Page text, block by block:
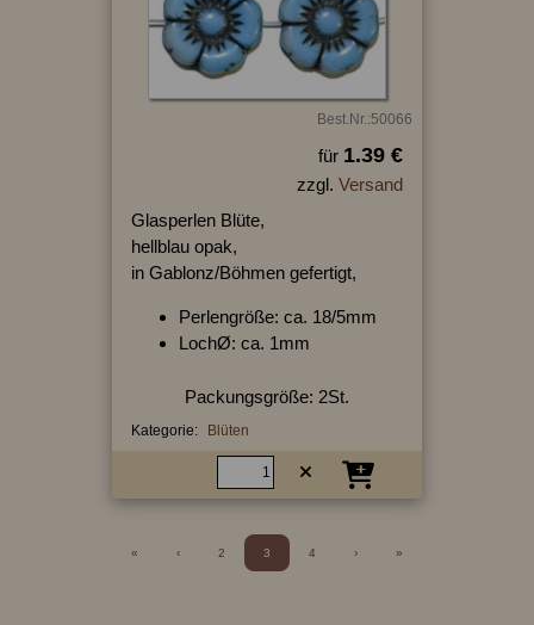
Best.Nr.:50066
für 1.39 €
zzgl. Versand
Glasperlen Blüte,
hellblau opak,
in Gablonz/Böhmen gefertigt,
Perlengröße: ca. 18/5mm
LochØ: ca. 1mm
Packungsgröße: 2St.
Kategorie: Blüten
« ‹ 2 3 4 › »